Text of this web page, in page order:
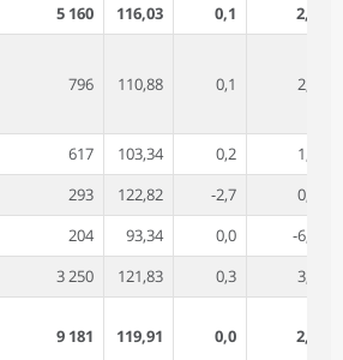
5 160 116,03 0,1
2,8
796 110,88 0,1 2,7
617 103,34 0,2
1,6
293 122,82 -2,7
0,2
204 93,34 0,0
-6,8
3 250 121,83 0,3
3,9
9 181 119,91 0,0 2,1